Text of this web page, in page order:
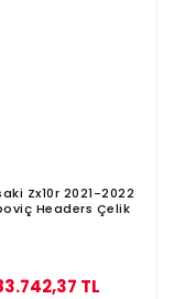
Zx10r 2021-2022
Headers Çelik
TL